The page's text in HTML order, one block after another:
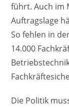
führt. Auch im
Auftragslage
So fehlen in
14.000
Die Politik